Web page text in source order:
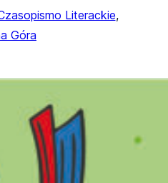
Literackie,
Góra